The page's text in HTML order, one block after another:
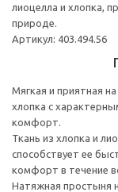
лиоцелла и хлопка,
природе.
Артикул: 403.494.56
Мягкая и приятная
хлопка с
комфорт.
Ткань из хлопка и
способствует ее
комфорт в течение
Натяжная простыня